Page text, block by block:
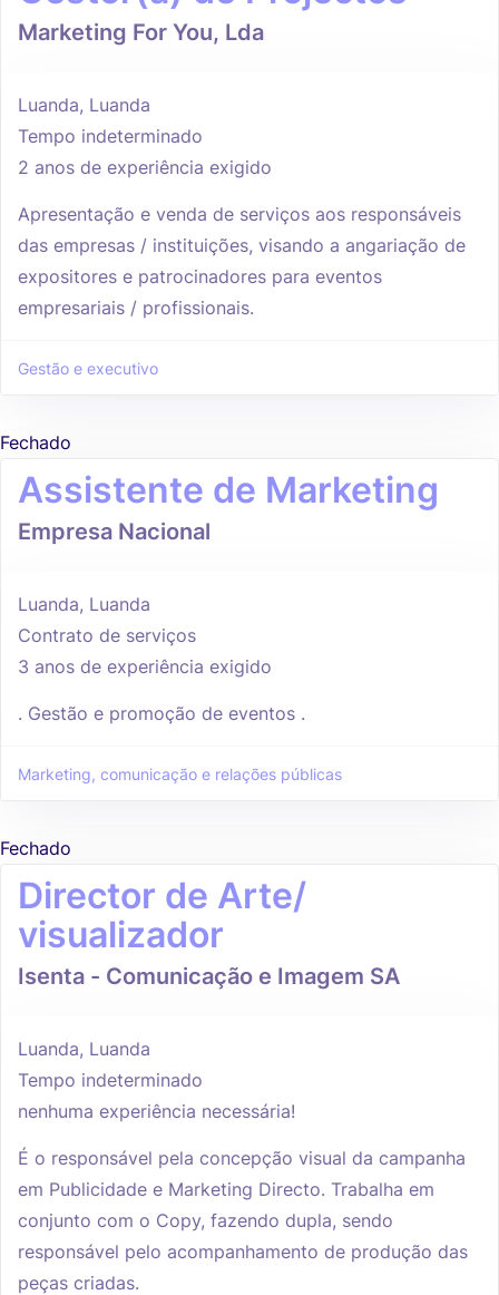
Marketing For You, Lda
Luanda, Luanda
Tempo indeterminado
2 anos de experiência exigido
Apresentação e venda de serviços aos responsáveis
das empresas / instituições, visando a angariação de
expositores e patrocinadores para eventos
empresariais / profissionais.
Gestão e executivo
Fechado
Assistente de Marketing
Empresa Nacional
Luanda, Luanda
Contrato de serviços
3 anos de experiência exigido
. Gestão e promoção de eventos .
Marketing, comunicação e relações públicas
Fechado
Director de Arte/
visualizador
Isenta - Comunicação e Imagem SA
Luanda, Luanda
Tempo indeterminado
nenhuma experiência necessária!
É o responsável pela concepção visual da campanha
em Publicidade e Marketing Directo. Trabalha em
conjunto com o Copy, fazendo dupla, sendo
responsável pelo acompanhamento de produção das
peças criadas.